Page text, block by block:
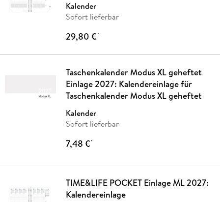
Kalender
Sofort lieferbar
29,80 €*
Taschenkalender Modus XL geheftet
Einlage 2027: Kalendereinlage für
Taschenkalender Modus XL geheftet
Kalender
Sofort lieferbar
7,48 €*
TIME&LIFE POCKET Einlage ML 2027:
Kalendereinlage